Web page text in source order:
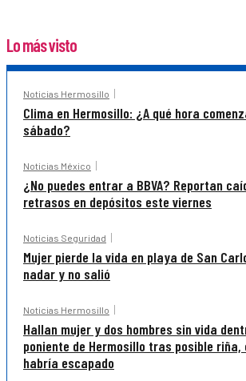
Lo más visto
Noticias Hermosillo
Clima en Hermosillo: ¿A qué hora
sábado?
Noticias México
¿No puedes entrar a BBVA? Reportan
retrasos en depósitos este viernes
Noticias Seguridad
Mujer pierde la vida en playa de San
nadar y no salió
Noticias Hermosillo
Hallan mujer y dos hombres sin vida
poniente de Hermosillo tras posible
habría escapado